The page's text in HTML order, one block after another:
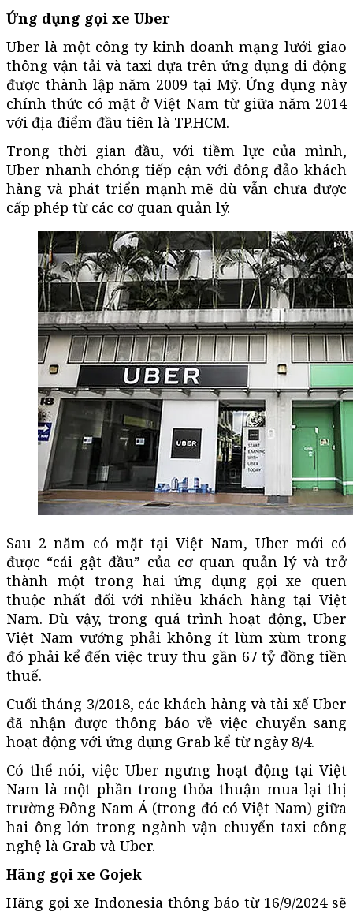
Ứng dụng gọi xe Uber
Uber là một công ty kinh doanh mạng lưới giao
thông vận tải và taxi dựa trên ứng dụng di động
được thành lập năm 2009 tại Mỹ. Ứng dụng này
chính thức có mặt ở Việt Nam từ giữa năm 2014
với địa điểm đầu tiên là TP.HCM.
Trong thời gian đầu, với tiềm lực của mình,
Uber nhanh chóng tiếp cận với đông đảo khách
hàng và phát triển mạnh mẽ dù vẫn chưa được
cấp phép từ các cơ quan quản lý.
Sau 2 năm có mặt tại Việt Nam, Uber mới có
được “cái gật đầu” của cơ quan quản lý và trở
thành một trong hai ứng dụng gọi xe quen
thuộc nhất đối với nhiều khách hàng tại Việt
Nam. Dù vậy, trong quá trình hoạt động, Uber
Việt Nam vướng phải không ít lùm xùm trong
đó phải kể đến việc truy thu gần 67 tỷ đồng tiền
thuế.
Cuối tháng 3/2018, các khách hàng và tài xế Uber
đã nhận được thông báo về việc chuyển sang
hoạt động với ứng dụng Grab kể từ ngày 8/4.
Có thể nói, việc Uber ngưng hoạt động tại Việt
Nam là một phần trong thỏa thuận mua lại thị
trường Đông Nam Á (trong đó có Việt Nam) giữa
hai ông lớn trong ngành vận chuyển taxi công
nghệ là Grab và Uber.
Hãng gọi xe Gojek
Hãng gọi xe Indonesia thông báo từ 16/9/2024 sẽ